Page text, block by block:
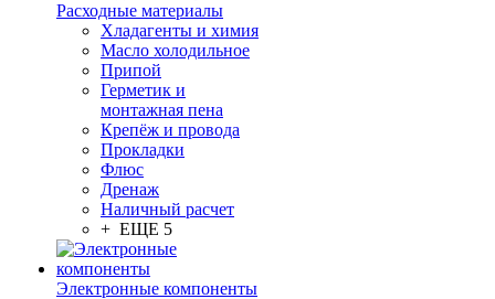
Расходные материалы
Хладагенты и химия
Масло холодильное
Припой
Герметик и
монтажная пена
Крепёж и провода
Прокладки
Флюс
Дренаж
Наличный расчет
+ ЕЩЕ 5
Электронные компоненты